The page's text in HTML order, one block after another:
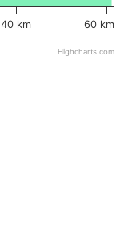
40 km 60 km
Highcharts.com